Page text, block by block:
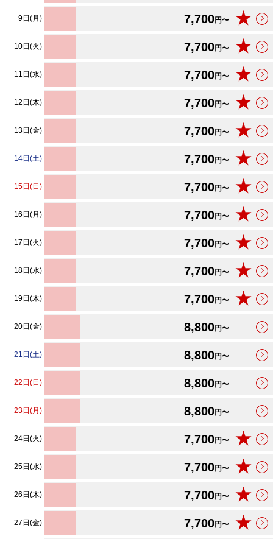
9日(月) 7,700円〜 ★
10日(火) 7,700円〜 ★
11日(水) 7,700円〜 ★
12日(木) 7,700円〜 ★
13日(金) 7,700円〜 ★
14日(土) 7,700円〜 ★
15日(日) 7,700円〜 ★
16日(月) 7,700円〜 ★
17日(火) 7,700円〜 ★
18日(水) 7,700円〜 ★
19日(木) 7,700円〜 ★
20日(金) 8,800円〜
21日(土) 8,800円〜
22日(日) 8,800円〜
23日(月) 8,800円〜
24日(火) 7,700円〜 ★
25日(水) 7,700円〜 ★
26日(木) 7,700円〜 ★
27日(金) 7,700円〜 ★